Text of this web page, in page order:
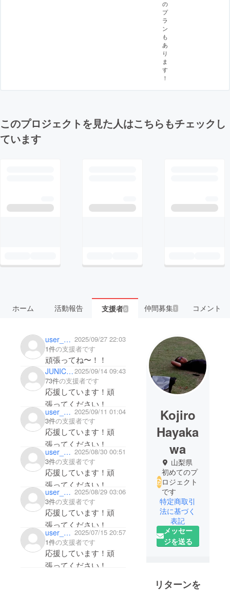
の
プ
ラ
ン
も
あ
り
ま
す
！
このプロジェクトを見た人はこちらもチェックし
ています
ホーム 活動報告 支援者6 仲間募集 1 コメント
user_974d37eebf04 2025/09/27 22:03
1件の支援者です
頑張ってね〜！！
JUNICHI_HINATA2025/09/14 09:43
73件の支援者です
応援しています！頑
張ってください！
user_094caeb8b1c4 2025/09/11 01:04
3件の支援者です
応援しています！頑
張ってください！
user_094caeb8b1c4 2025/08/30 00:51
3件の支援者です
応援しています！頑
張ってください！
user_094caeb8b1c4 2025/08/29 03:06
3件の支援者です
応援しています！頑
張ってください！
user_06e81d8cb4b4 2025/07/15 20:57
1件の支援者です
応援しています！頑
張ってください！
Kojiro
Hayaka
wa
山梨県
初めてのプ
ロジェクト
です
特定商取引
法に基づく
表記
メッセー
ジを送る
リターンを